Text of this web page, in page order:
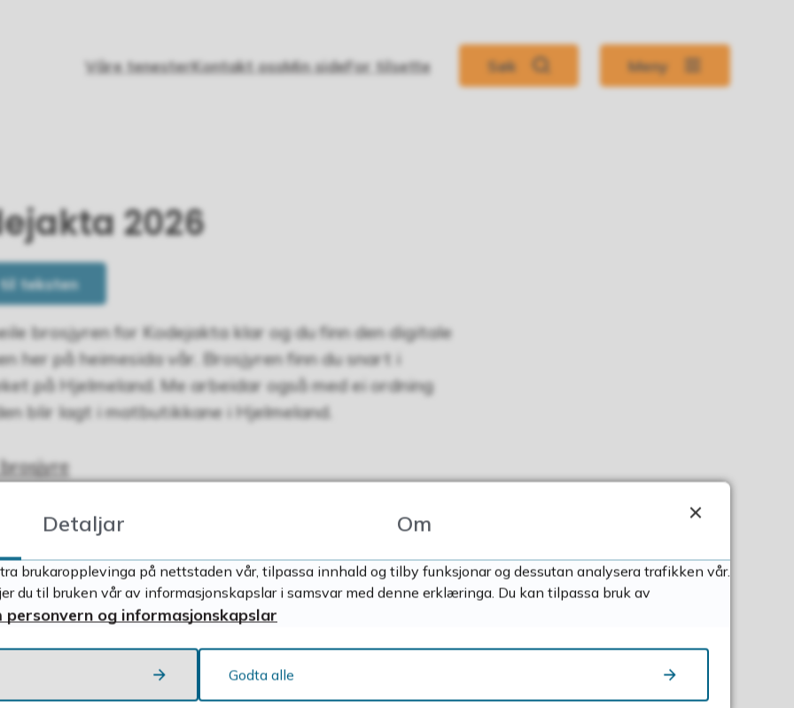
Våre tenesterKontakt ossMin sideFor tilsette Søk Meny
2026
teksten
brosjyren for Kodejakta klar og du finn den digitale
her på heimesida vår. Brosjyren finn du snart i
på Hjelmeland. Me arbeidar også med ei ordning
blir lagt i matbutikkane i Hjelmeland.
muleg å melde seg inn i
Facebookgruppa Kodejakta
om du vil det.
med kodejakta alle saman, me veit mange har venta!
Sist endra 06.08.2026 15.24
Detaljar Om
brukaropplevinga på nettstaden vår, tilpassa innhald og tilby funksjonar og dessutan analysera trafikken vår.
du til bruken vår av informasjonskapslar i samsvar med denne erklæringa. Du kan tilpassa bruk av
personvern og informasjonskapslar
Godta alle